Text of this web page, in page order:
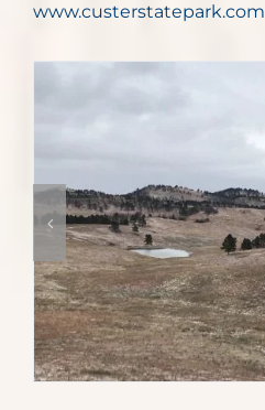
www.custerstatepark.com